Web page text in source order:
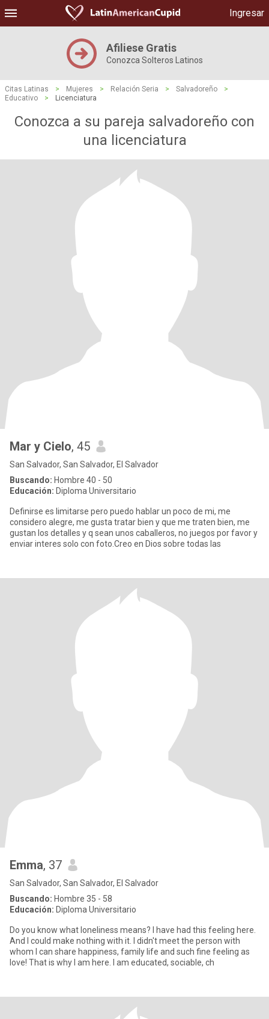
Ingresar
Afiliese Gratis
Conozca Solteros Latinos
Citas Latinas > Mujeres > Relación Seria > Salvadoreño
>
Educativo
> Licenciatura
Conozca a su pareja salvadoreño con
una licenciatura
Mar y Cielo, 45
San Salvador, San Salvador, El Salvador
Buscando: Hombre 40 - 50
Educación: Diploma Universitario
Definirse es limitarse pero puedo hablar un poco de mi, me
considero alegre, me gusta tratar bien y que me traten bien, me
gustan los detalles y q sean unos caballeros, no juegos por favor y
enviar interes solo con foto.Creo en Dios sobre todas las
Emma, 37
San Salvador, San Salvador, El Salvador
Buscando: Hombre 35 - 58
Educación: Diploma Universitario
Do you know what loneliness means? I have had this feeling here.
And I could make nothing with it. I didn't meet the person with
whom I can share happiness, family life and such fine feeling as
love! That is why I am here. I am educated, sociable, ch